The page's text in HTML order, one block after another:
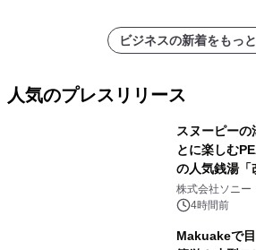
ビジネスの新着をもっ
人気のプレスリリース
スヌーピー
とに楽しむ
の人気銭湯「
ラボレーシ
ボグッズも発
株式会社ソニー
4時間前
Makuakeで